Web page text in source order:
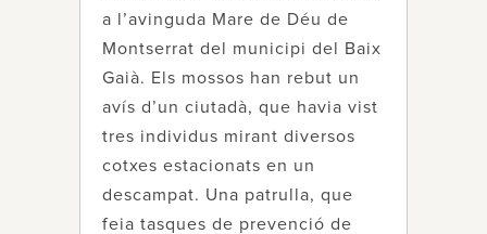
a l’avinguda Mare de Déu de
Montserrat del municipi del Baix
Gaià. Els mossos han rebut un
avís d’un ciutadà, que havia vist
tres individus mirant diversos
cotxes estacionats en un
descampat. Una patrulla, que
feia tasques de prevenció de